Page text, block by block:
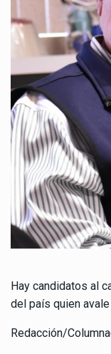
Hay candidatos al
del país quien
Redacción/